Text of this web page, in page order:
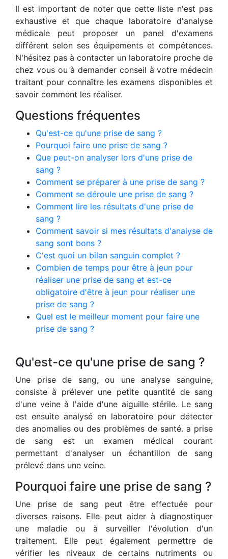
Il est important de noter que cette liste n'est pas
exhaustive et que chaque laboratoire d'analyse
médicale peut proposer un panel d'examens
différent selon ses équipements et compétences.
N'hésitez pas à contacter un laboratoire proche de
chez vous ou à demander conseil à votre médecin
traitant pour connaître les examens disponibles et
savoir comment les réaliser.
Questions fréquentes
Qu'est-ce qu'une prise de sang ?
Pourquoi faire une prise de sang ?
Que peut-on analyser lors d'une prise de
sang ?
Comment se préparer à une prise de sang ?
Comment se déroule une prise de sang ?
Comment lire les résultats d'une prise de
sang ?
Comment savoir si mes résultats d'analyse de
sang sont bons ?
C'est quoi un bilan sanguin complet ?
Combien de temps pour être à jeun pour
réaliser une prise de sang et est-ce
obligatoire d'être à jeun pour réaliser une
prise de sang ?
Quel est le meilleur moment pour faire une
prise de sang ?
Qu'est-ce qu'une prise de sang ?
Une prise de sang, ou une analyse sanguine,
consiste à prélever une petite quantité de sang
d'une veine à l'aide d'une aiguille stérile. Le sang
est ensuite analysé en laboratoire pour détecter
des anomalies ou des problèmes de santé. a prise
de sang est un examen médical courant
permettant d'analyser un échantillon de sang
prélevé dans une veine.
Pourquoi faire une prise de sang ?
Une prise de sang peut être effectuée pour
diverses raisons. Elle peut aider à diagnostiquer
une maladie ou à surveiller l'évolution d'un
traitement. Elle peut également permettre de
vérifier les niveaux de certains nutriments ou